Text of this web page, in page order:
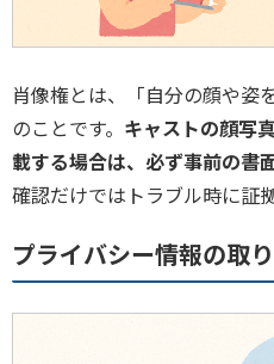
肖像権とは、「自分の顔や姿
のことです。 キャストの顔写
載する場合は、必ず事前の書
確認だけではトラブル時に証
プライバシー情報の取